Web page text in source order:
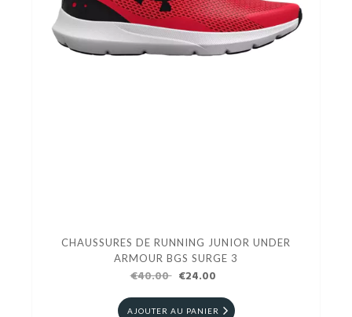
CHAUSSURES DE RUNNING JUNIOR UNDER
ARMOUR BGS SURGE 3
€40.00 €24.00
AJOUTER AU PANIER